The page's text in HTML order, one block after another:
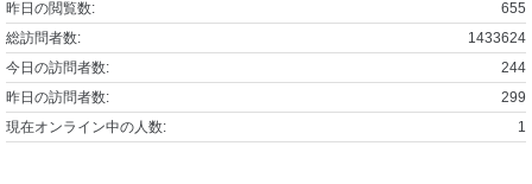
655
昨日の閲覧数:
1433624
総訪問者数:
244
今日の訪問者数:
299
昨日の訪問者数:
1
現在オンライン中の人数: